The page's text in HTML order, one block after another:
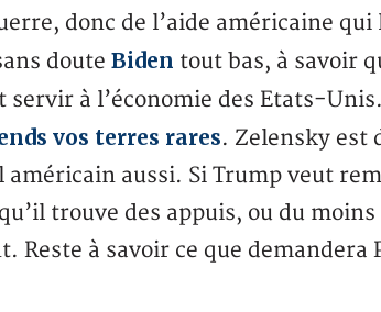
donc de l’aide américaine
doute Biden tout bas, à savoir
à l’économie des Etats-Unis.
vos terres rares. Zelensky est
aussi. Si Trump veut
trouve des appuis, ou du
Reste à savoir ce que demandera